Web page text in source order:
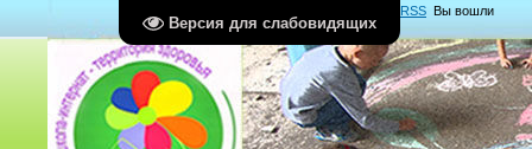
Версия для слабовидящих
RSS Вы вошли
какГость Группа "Гости"